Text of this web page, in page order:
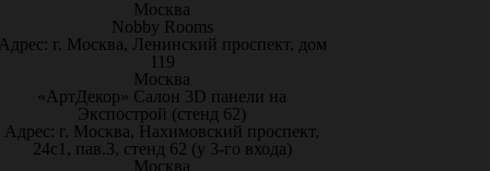
Москва
Nobby Rooms
г. Москва, Ленинский проспект, дом
119
Москва
«АртДекор» Салон 3D панели на
Экспострой (стенд 62)
Адрес: г. Москва, Нахимовский проспект,
24с1, пав.3, стенд 62 (у 3-го входа)
Москва